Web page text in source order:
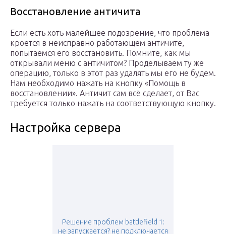
Восстановление античита
Если есть хоть малейшее подозрение, что проблема
кроется в неисправно работающем античите,
попытаемся его восстановить. Помните, как мы
открывали меню с античитом? Проделываем ту же
операцию, только в этот раз удалять мы его не будем.
Нам необходимо нажать на кнопку «Помощь в
восстановлении». Античит сам всё сделает, от Вас
требуется только нажать на соответствующую кнопку.
Настройка сервера
Решение проблем battlefield 1:
не запускается? не подключается